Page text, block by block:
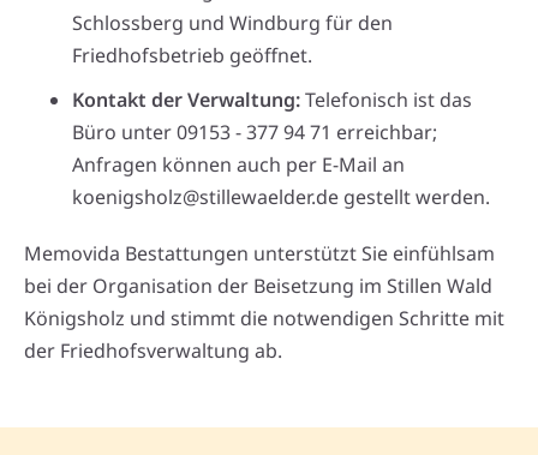
Schlossberg und Windburg für den
Friedhofsbetrieb geöffnet.
Kontakt der Verwaltung:Telefonisch ist das
Büro unter 09153 - 377 94 71 erreichbar;
Anfragen können auch per E-Mail an
koenigsholz@stillewaelder.de gestellt werden.
Memovida Bestattungen unterstützt Sie einfühlsam
bei der Organisation der Beisetzung im Stillen Wald
Königsholz und stimmt die notwendigen Schritte mit
der Friedhofsverwaltung ab.